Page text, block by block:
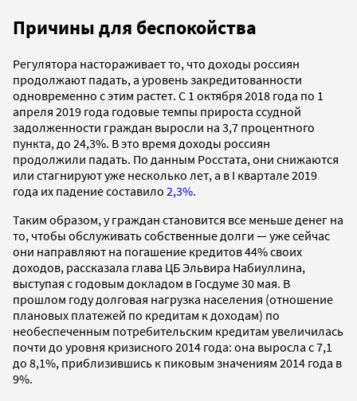
Причины для беспокойства
Регулятора настораживает то, что доходы россиян
продолжают падать, а уровень закредитованности
одновременно с этим растет. С 1 октября 2018 года по 1
апреля 2019 года годовые темпы прироста ссудной
задолженности граждан выросли на 3,7 процентного
пункта, до 24,3%. В это время доходы россиян
продолжили падать. По данным Росстата, они снижаются
или стагнируют уже несколько лет, а в I квартале 2019
года их падение составило 2,3%.
Таким образом, у граждан становится все меньше денег на
то, чтобы обслуживать собственные долги — уже сейчас
они направляют на погашение кредитов 44% своих
доходов, рассказала глава ЦБ Эльвира Набиуллина,
выступая с годовым докладом в Госдуме 30 мая. В
прошлом году долговая нагрузка населения (отношение
плановых платежей по кредитам к доходам) по
необеспеченным потребительским кредитам увеличилась
почти до уровня кризисного 2014 года: она выросла с 7,1
до 8,1%, приблизившись к пиковым значениям 2014 года в
9%.